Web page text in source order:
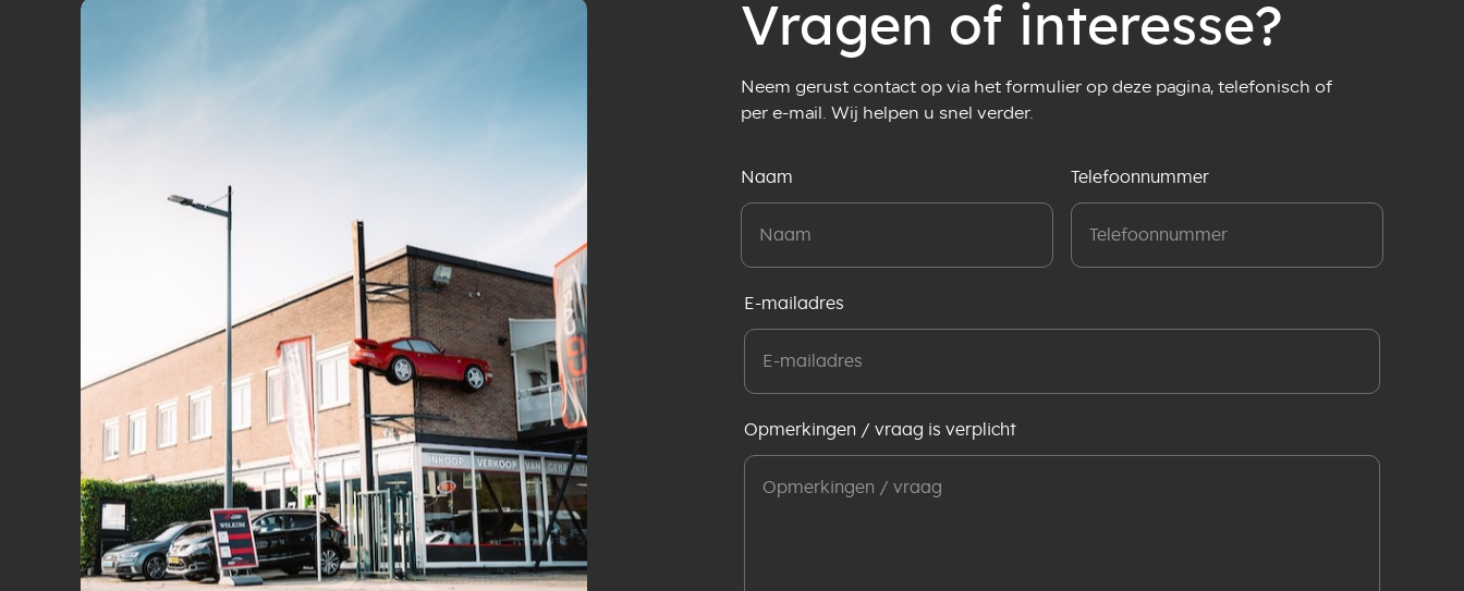
Vragen of interesse?
Neem gerust contact op via het formulier op deze pagina, telefonisch of
per e-mail. Wij helpen u snel verder.
Naam Telefoonnummer
E-mailadres
Opmerkingen / vraag is verplicht